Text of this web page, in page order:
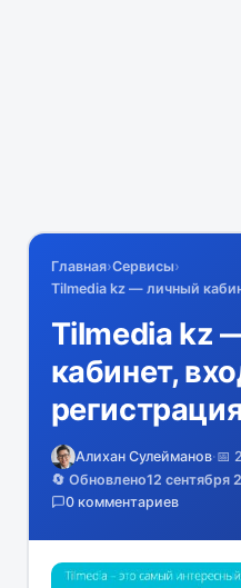
Главная›Сервисы›
Tilmedia kz — личный
Tilmedia kz
кабинет,
Алихан Сулейманов·📅
🔄 Обновлено12 сентября
0 комментариев